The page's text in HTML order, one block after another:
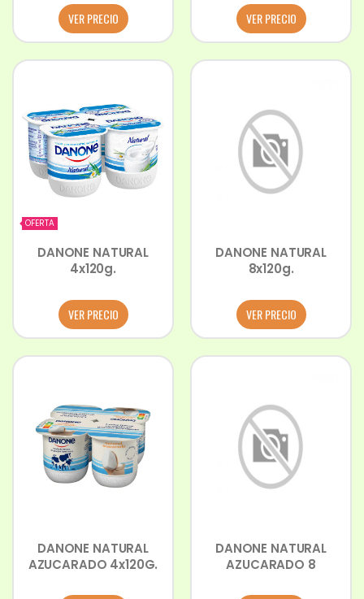
VER PRECIO VER PRECIO
OFERTA
DANONE NATURAL
4x120g.
VER PRECIO
DANONE NATURAL
8x120g.
VER PRECIO
DANONE NATURAL
AZUCARADO 4x120G.
DANONE NATURAL
AZUCARADO 8